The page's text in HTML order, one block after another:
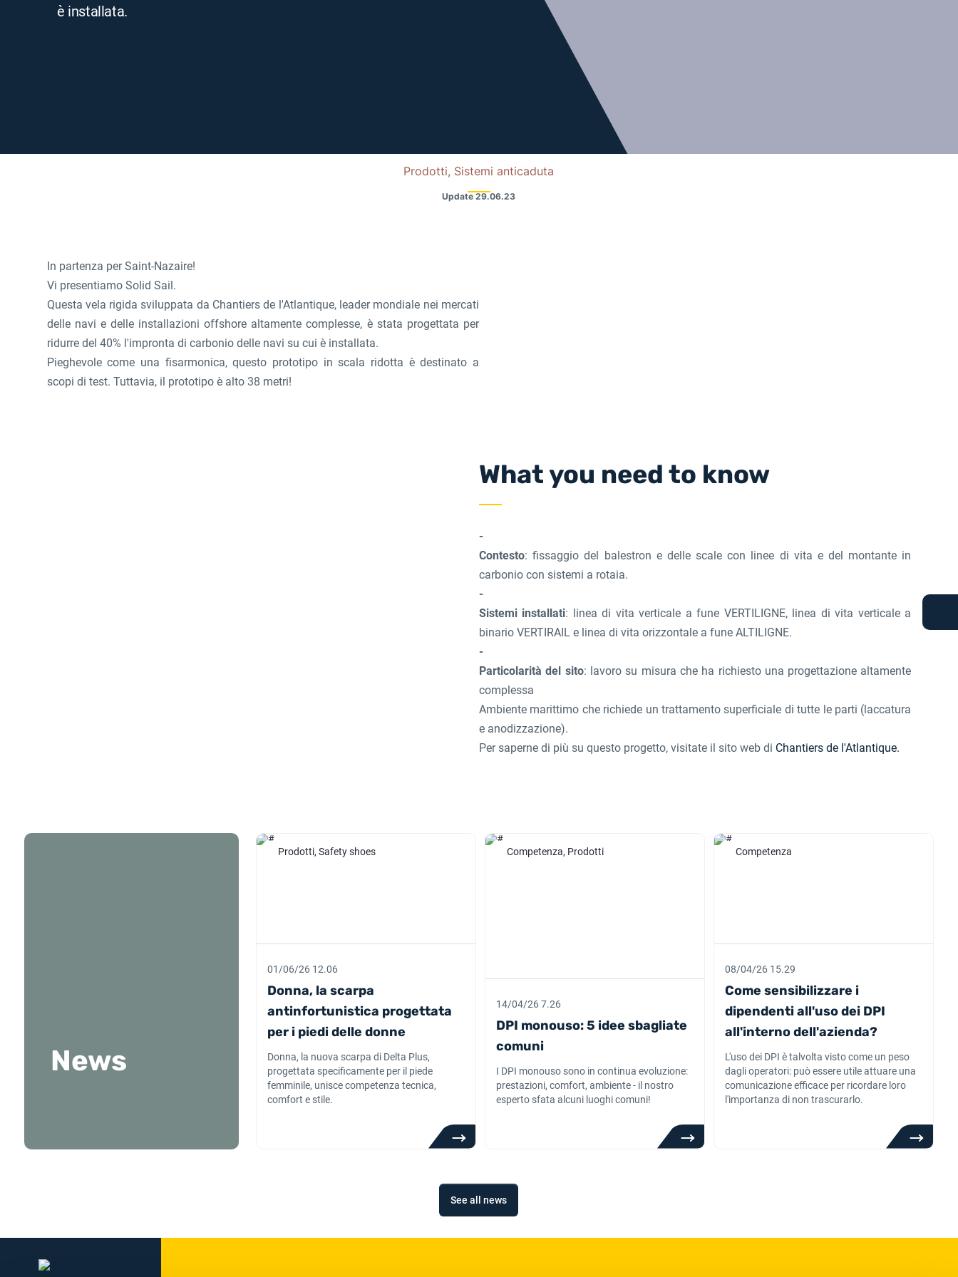
è installata.
Prodotti, Sistemi anticaduta
Update 29.06.23
In partenza per Saint-Nazaire!
Vi presentiamo Solid Sail.
Questa vela rigida sviluppata da Chantiers de l'Atlantique, leader mondiale nei mercati
delle navi e delle installazioni offshore altamente complesse, è stata progettata per
ridurre del 40% l'impronta di carbonio delle navi su cui è installata.
Pieghevole come una fisarmonica, questo prototipo in scala ridotta è destinato a
scopi di test. Tuttavia, il prototipo è alto 38 metri!
What you need to know
Contesto: fissaggio del balestron e delle scale con linee di vita e del montante in
carbonio con sistemi a rotaia.
Sistemi installati: linea di vita verticale a fune VERTILIGNE, linea di vita verticale a
binario VERTIRAIL e linea di vita orizzontale a fune ALTILIGNE.
Particolarità del sito: lavoro su misura che ha richiesto una progettazione altamente
complessa
Ambiente marittimo che richiede un trattamento superficiale di tutte le parti (laccatura
e anodizzazione).
Per saperne di più su questo progetto, visitate il sito web di Chantiers de l'Atlantique.
News
Prodotti, Safety shoes
01/06/26 12.06
Donna, la scarpa
antinfortunistica progettata
per i piedi delle donne
Donna, la nuova scarpa di Delta Plus,
progettata specificamente per il piede
femminile, unisce competenza tecnica,
comfort e stile.
Competenza, Prodotti
14/04/26 7.26
DPI monouso: 5 idee sbagliate
comuni
I DPI monouso sono in continua evoluzione:
prestazioni, comfort, ambiente - il nostro
esperto sfata alcuni luoghi comuni!
Competenza
08/04/26 15.29
Come sensibilizzare i
dipendenti all'uso dei DPI
all'interno dell'azienda?
L'uso dei DPI è talvolta visto come un peso
dagli operatori: può essere utile attuare una
comunicazione efficace per ricordare loro
l'importanza di non trascurarlo.
See all news